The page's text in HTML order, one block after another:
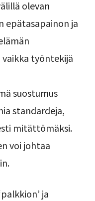
olevan
epätasapainon ja
vaikka työntekijä
suostumus
standardeja,
mitättömäksi.
voi johtaa
ja